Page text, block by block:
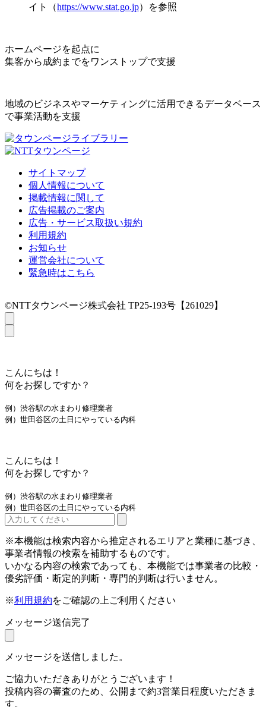
イト（https://www.stat.go.jp）を参照
ホームページを起点に
集客から成約までをワンストップで支援
地域のビジネスやマーケティングに活用できるデータベース
で事業活動を支援
サイトマップ
個人情報について
掲載情報に関して
広告掲載のご案内
広告・サービス取扱い規約
利用規約
お知らせ
運営会社について
緊急時はこちら
©NTTタウンページ株式会社 TP25-193号【261029】
こんにちは！
何をお探しですか？
例）渋谷駅の水まわり修理業者
例）世田谷区の土日にやっている内科
こんにちは！
何をお探しですか？
例）渋谷駅の水まわり修理業者
例）世田谷区の土日にやっている内科
※本機能は検索内容から推定されるエリアと業種に基づき、
事業者情報の検索を補助するものです。
いかなる内容の検索であっても、本機能では事業者の比較・
優劣評価・断定的判断・専門的判断は行いません。
※利用規約をご確認の上ご利用ください
メッセージ送信完了
メッセージを送信しました。
ご協力いただきありがとうございます！
投稿内容の審査のため、公開まで約3営業日程度いただきま
す。